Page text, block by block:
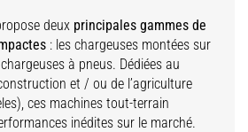
deux principales gammes de
: les chargeuses montées sur
à pneus. Dédiées au
et / ou de l’agriculture
ces machines tout-terrain
inédites sur le marché.
RT/VT